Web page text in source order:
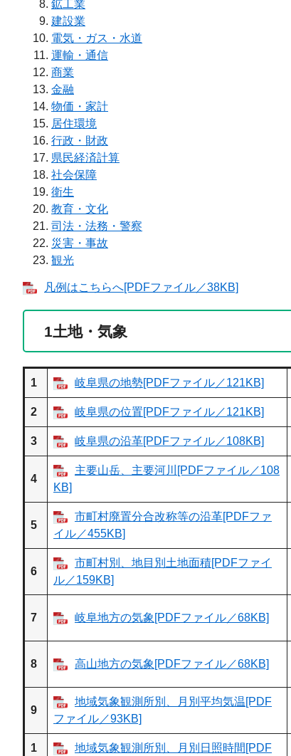
鉱工業
建設業
電気・ガス・水道
運輸・通信
商業
金融
物価・家計
居住環境
行政・財政
県民経済計算
社会保障
衛生
教育・文化
司法・法務・警察
災害・事故
観光
凡例はこちらへ[PDFファイル／38KB]
1土地・気象
1
岐阜県の地勢[PDFファイル／121KB]
2
岐阜県の位置[PDFファイル／121KB]
3
岐阜県の沿革[PDFファイル／108KB]
4
主要山岳、主要河川[PDFファイル／108
KB]
5
市町村廃置分合改称等の沿革[PDFファ
イル／455KB]
6
市町村別、地目別土地面積[PDFファイ
ル／159KB]
7 岐阜地方の気象[PDFファイル／68KB]
8
高山地方の気象[PDFファイル／68KB]
9
地域気象観測所別、月別平均気温[PDF
ファイル／93KB]
1
地域気象観測所別、月別日照時間[PDF